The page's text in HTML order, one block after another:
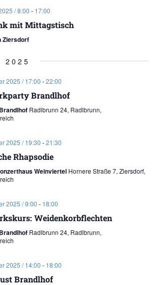
/ 8:00 - 17:00
mit Mittagstisch
Ziersdorf
2025
2025 / 17:00 -22:00
Brandlhof
Radlbrunn 24, Radlbrunn,
2025 / 19:30 -21:30
Rhapsodie
Weinviertel Hornere Straße 7, Ziersdorf,
2025 / 9:00 - 18:00
Weidenkorbflechten
Radlbrunn 24, Radlbrunn,
2025 / 14:00 - 18:00
Brandlhof